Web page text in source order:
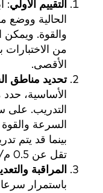
التقييم الأولي:
الحالية
والقوة.
من
الأقصى.
تحديد مناطق
الأساسية،
التدريب. على
بينما قد يتم
تقل عن 0.5 م/ث.
المراقبة
باستمرار